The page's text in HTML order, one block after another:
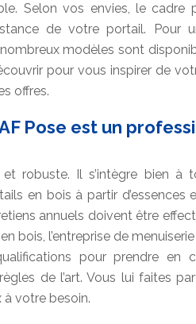
Selon vos envies, le cadre
de votre portail. Pour
modèles sont
pour vous inspirer de
offres.
Pose est un
et robuste. Il s’intègre bien à
en bois à partir d’essences
annuels doivent être
bois, l’entreprise de
pour prendre en
de l’art. Vous lui faites
votre besoin.